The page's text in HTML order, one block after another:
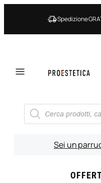
Spedizione
Ricerca
prodotti
Sei un